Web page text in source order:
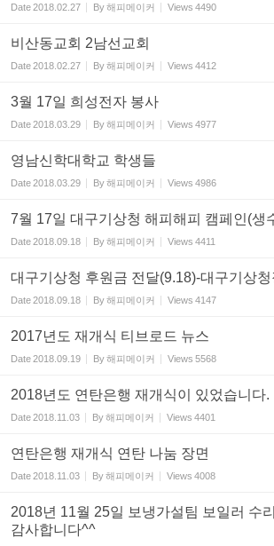
Date2018.02.27 By해피메이커 Views 4490
비산동교회 2남선교회
Date2018.02.27 By해피메이커 Views 4412
3월 17일 희성전자 봉사
Date2018.03.29 By해피메이커 Views 4977
영남신학대학교 학생들
Date2018.03.29 By해피메이커 Views 4986
7월 17일 대구기상청 해피해피 캠페인(생
Date2018.09.18 By해피메이커 Views 4411
대구기상청 후원금 전달(9.18)-대구기상청
Date2018.09.18 By해피메이커 Views 4147
2017년도 재개식 티브로드 뉴스
Date2018.09.19 By해피메이커 Views 5568
2018년도 연탄은행 재개식이 있었습니다.
Date2018.11.03 By해피메이커 Views 4401
연탄은행 재개식 연탄 나눔 장면
Date2018.11.03 By해피메이커 Views 4008
2018년 11월 25일 보냉가설팀 보일러 수
감사합니다^^